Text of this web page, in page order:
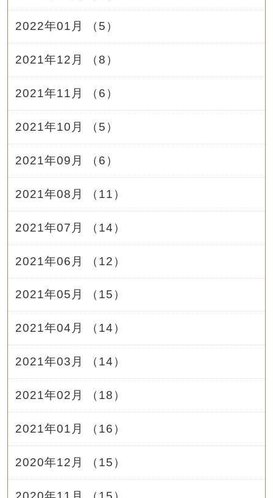
2022年01月 （5）
2021年12月 （8）
2021年11月 （6）
2021年10月 （5）
2021年09月 （6）
2021年08月 （11）
2021年07月 （14）
2021年06月 （12）
2021年05月 （15）
2021年04月 （14）
2021年03月 （14）
2021年02月 （18）
2021年01月 （16）
2020年12月 （15）